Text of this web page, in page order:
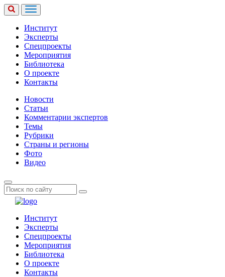
Институт
Эксперты
Спецпроекты
Мероприятия
Библиотека
О проекте
Контакты
Новости
Статьи
Комментарии экспертов
Темы
Рубрики
Страны и регионы
Фото
Видео
Институт
Эксперты
Спецпроекты
Мероприятия
Библиотека
О проекте
Контакты